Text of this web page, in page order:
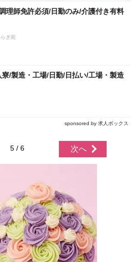
理師免許必須/日勤のみ/介護付き有料
ぎ苑
寮/製造・工場/日勤/日払い/工場・製造
sponsored by 求人ボックス
5 / 6 次へ